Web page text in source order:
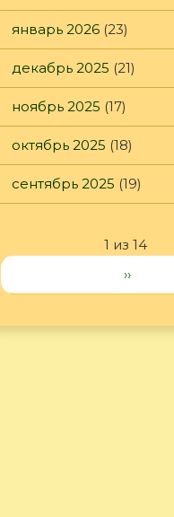
январь 2026 (23)
декабрь 2025 (21)
ноябрь 2025 (17)
октябрь 2025 (18)
сентябрь 2025 (19)
1 из 14
››